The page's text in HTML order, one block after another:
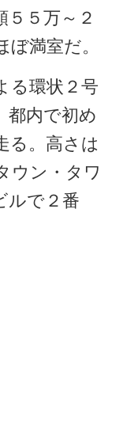
５５万～２
満室だ。
る環状２号
都内で初め
る。高さは
ウン・タワ
ルで２番